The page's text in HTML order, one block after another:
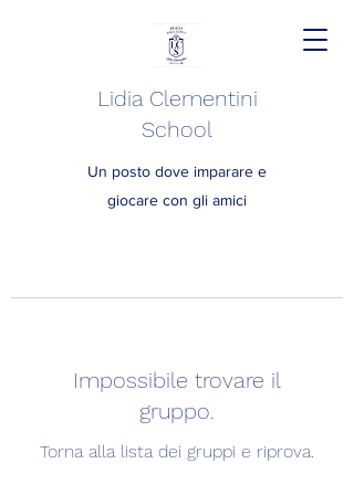
Lidia Clementini
School
Un posto dove imparare e
giocare con gli amici
Impossibile trovare il
gruppo.
Torna alla lista dei gruppi e riprova.